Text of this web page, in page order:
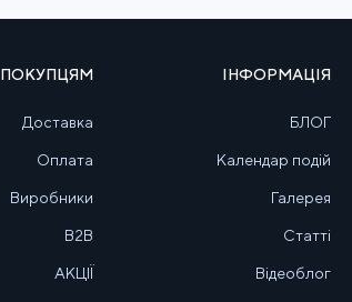
ПОКУПЦЯМ
Доставка
Оплата
Виробники
B2B
АКЦІЇ
ІНФОРМАЦІЯ
БЛОГ
Календар подій
Галерея
Статті
Відеоблог